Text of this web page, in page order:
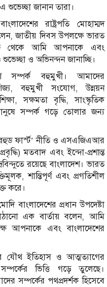
জানান তারা।
রাষ্ট্রপতি মোহাম্মদ
জাতীয় দিবস উপলক্ষে ভারত
আমি আপনাকে এবং
ও অভিনন্দন জানাচ্ছি।
সম্পর্ক বহুমুখী। আমাদের
বহুমুখী সংযোগ, উন্নয়ন
সক্ষমতা বৃদ্ধি, সাংস্কৃতিক
সম্পর্ক গড়ে তোলার জন্য
ফার্স্ট’ নীতি ও এসএজিএআর
মতবাদ এবং ইন্দো-প্রশান্ত
রয়েছে বাংলাদেশ। ভারত
শান্তিপূর্ণ এবং প্রগতিশীল
করে।
বাংলাদেশের প্রধান উপদেষ্টা
এক বার্তায় বলেন, আমি
আপনাকে এবং বাংলাদেশের
যৌথ ইতিহাস ও আত্মত্যাগের
ভিত্তি গড়ে তুলেছে।
সম্পর্কের পথপ্রদর্শক হিসেবে